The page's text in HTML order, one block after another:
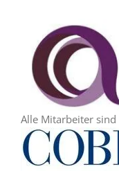
Alle Mitarbeiter